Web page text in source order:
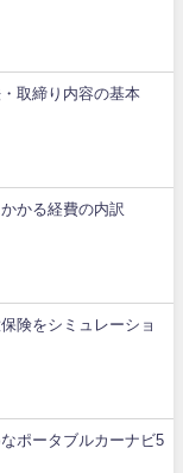
取締り内容の基本
かる経費の内訳
険をシミュレーショ
ポータブルカーナビ5